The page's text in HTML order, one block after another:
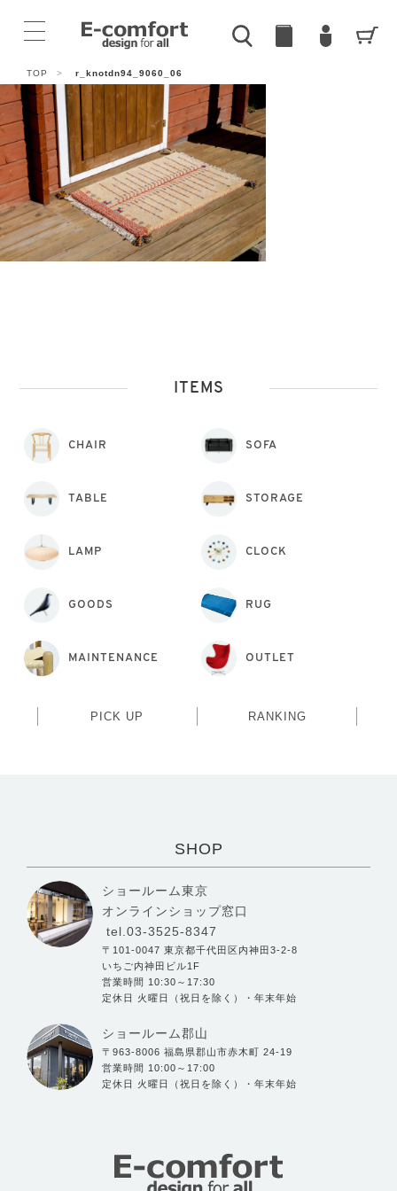
TOP > r_knotdn94_9060_06
ITEMS
CHAIR SOFA
TABLE STORAGE
LAMP CLOCK
GOODS RUG
MAINTENANCE OUTLET
PICK UP RANKING
SHOP
ショールーム東京
オンラインショップ窓口
tel.03-3525-8347
〒101-0047 東京都千代田区内神田3-2-8
いちご内神田ビル1F
営業時間 10:30～17:30
定休日 火曜日（祝日を除く）・年末年始
ショールーム郡山
〒963-8006 福島県郡山市赤木町 24-19
営業時間 10:00～17:00
定休日 火曜日（祝日を除く）・年末年始